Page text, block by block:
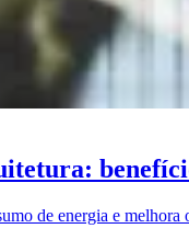
de energia e